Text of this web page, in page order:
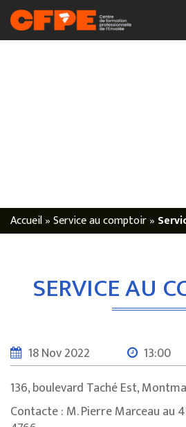
Accueil»Service au comptoir»
SERVICE AU
18 Nov 2022
13:00
136, boulevard Taché Est,
Contacte : M. Pierre Marceau au